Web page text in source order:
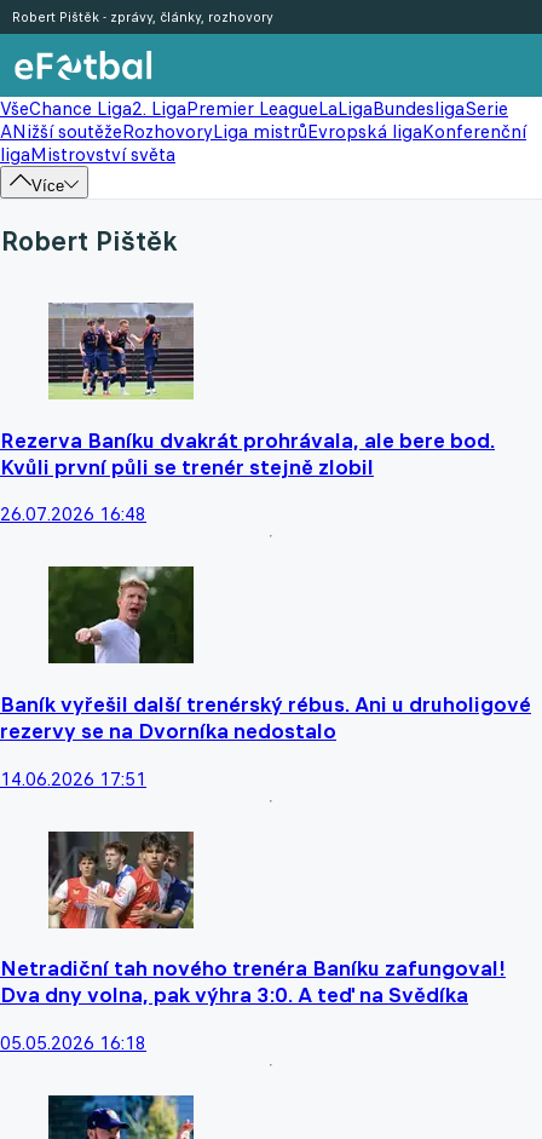
VšeChance Liga2. LigaPremier LeagueLaLigaBundesligaSerie
ANižší soutěžeRozhovoryLiga mistrůEvropská ligaKonferenční
ligaMistrovství světa
Více
Robert Pištěk - zprávy, články, rozhovory
Robert Pištěk
Rezerva Baníku dvakrát prohrávala, ale bere bod.
Kvůli první půli se trenér stejně zlobil
26.07.2026 16:48
Baník vyřešil další trenérský rébus. Ani u druholigové
rezervy se na Dvorníka nedostalo
14.06.2026 17:51
Netradiční tah nového trenéra Baníku zafungoval!
Dva dny volna, pak výhra 3:0. A teď na Svědíka
05.05.2026 16:18